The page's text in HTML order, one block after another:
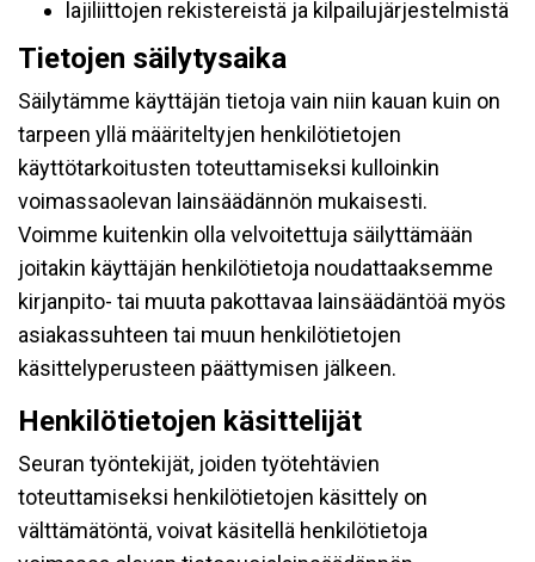
lajiliittojen rekistereistä ja kilpailujärjestelmistä
Tietojen säilytysaika
Säilytämme käyttäjän tietoja vain niin kauan kuin on
tarpeen yllä määriteltyjen henkilötietojen
käyttötarkoitusten toteuttamiseksi kulloinkin
voimassaolevan lainsäädännön mukaisesti.
Voimme kuitenkin olla velvoitettuja säilyttämään
joitakin käyttäjän henkilötietoja noudattaaksemme
kirjanpito- tai muuta pakottavaa lainsäädäntöä myös
asiakassuhteen tai muun henkilötietojen
käsittelyperusteen päättymisen jälkeen.
Henkilötietojen käsittelijät
Seuran työntekijät, joiden työtehtävien
toteuttamiseksi henkilötietojen käsittely on
välttämätöntä, voivat käsitellä henkilötietoja